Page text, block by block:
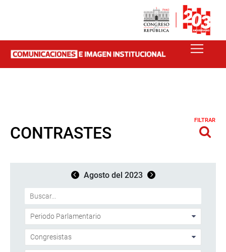
CONTRASTES
FILTRAR
Agosto del 2023